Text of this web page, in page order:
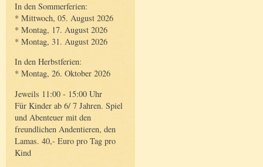
In den Sommerferien:
* Mittwoch, 05. August 2026
* Montag, 17. August 2026
* Montag, 31. August 2026
In den Herbstferien:
* Montag, 26. Oktober 2026
Jeweils 11:00 - 15:00 Uhr
Für Kinder ab 6/ 7 Jahren. Spiel
und Abenteuer mit den
freundlichen Andentieren, den
Lamas. 40,- Euro pro Tag pro
Kind